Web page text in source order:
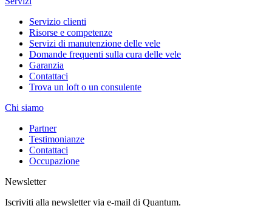
Servizio clienti
Risorse e competenze
Servizi di manutenzione delle vele
Domande frequenti sulla cura delle vele
Garanzia
Contattaci
Trova un loft o un consulente
Chi siamo
Partner
Testimonianze
Contattaci
Occupazione
Newsletter
Iscriviti alla newsletter via e-mail di Quantum.